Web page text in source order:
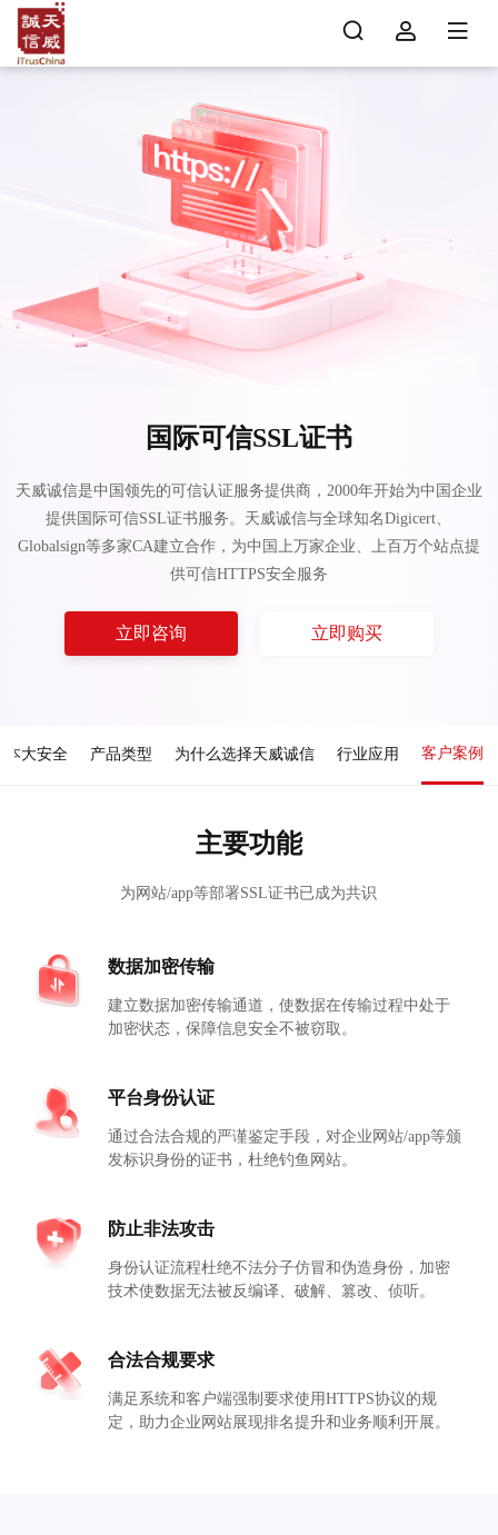
国际可信SSL证书
天威诚信是中国领先的可信认证服务提供商，2000年开始为中国企业
提供国际可信SSL证书服务。天威诚信与全球知名Digicert、
Globalsign等多家CA建立合作，为中国上万家企业、上百万个站点提
供可信HTTPS安全服务
立即咨询 立即购买
本大安全 产品类型 为什么选择天威诚信 行业应用 客户案例
主要功能
为网站/app等部署SSL证书已成为共识
数据加密传输
建立数据加密传输通道，使数据在传输过程中处于
加密状态，保障信息安全不被窃取。
平台身份认证
通过合法合规的严谨鉴定手段，对企业网站/app等颁
发标识身份的证书，杜绝钓鱼网站。
防止非法攻击
身份认证流程杜绝不法分子仿冒和伪造身份，加密
技术使数据无法被反编译、破解、篡改、侦听。
合法合规要求
满足系统和客户端强制要求使用HTTPS协议的规
定，助力企业网站展现排名提升和业务顺利开展。